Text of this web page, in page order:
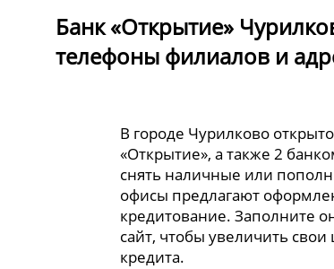
Банк «Открытие»
телефоны филиалов и
В городе Чурилково
«Открытие», а также 2
снять наличные или
офисы предлагают
кредитование. Заполните
сайт, чтобы увеличить
кредита.